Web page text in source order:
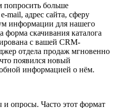
больше
mail, адрес сайта, сферу
информации для нашего
форма скачивания каталога
с вашей CRM-
отдела продаж мгновенно
появился новый
информацией о нём.
и опросы. Часто этот формат